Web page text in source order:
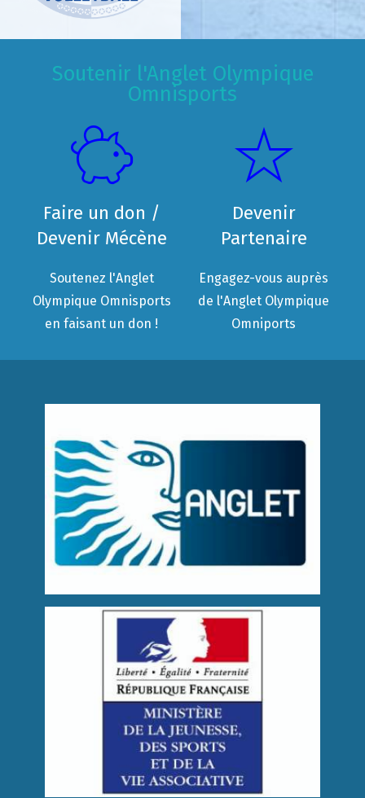
Soutenir l'Anglet Olympique
Omnisports
Faire un don /
Devenir Mécène
Soutenez l'Anglet
Olympique Omnisports
en faisant un don !
Devenir
Partenaire
Engagez-vous auprès
de l'Anglet Olympique
Omniports